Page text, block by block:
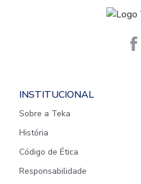
INSTITUCIONAL
Sobre a Teka
História
Código de Ética
Responsabilidade